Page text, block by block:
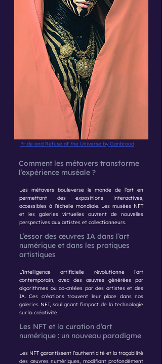
Pride and Refuse of the Universe by Ganbrood
Comment les métavers transforme
l’expérience muséale ?
Les métavers bouleverse le monde de l’art en
permettant des expositions interactives,
accessibles à l’échelle mondiale. Les musées NFT
et les galeries virtuelles ouvrent de nouvelles
perspectives aux artistes et collectionneurs.
L’essor des œuvres IA dans l’art
numérique et dans les pratiques
artistiques
L’intelligence artificielle révolutionne l’art
contemporain, avec des œuvres générées par
algorithmes ou co-créées par des artistes et des
IA. Ces créations trouvent leur place dans nos
galeries NFT, soulignant l’impact de la technologie
sur la créativité.
Les NFT et la curation d’art
numérique : un nouveau paradigme
Les NFT garantissent l’authenticité et la traçabilité
des œuvres numériques, modifiant profondément